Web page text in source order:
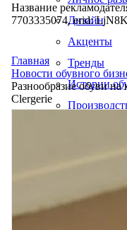
Дизайн
Акценты
Тренды
Истории
Название
7703335074, erid:
Главная
Новости обувного
Разнообразие обуви
Clergerie